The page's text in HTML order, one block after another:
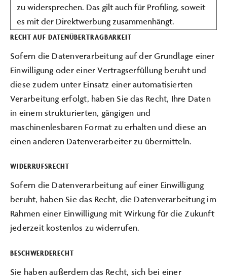
zu widersprechen. Das gilt auch für Profiling, soweit
es mit der Direktwerbung zusammenhängt.
RECHT AUF DATENÜBERTRAGBARKEIT
Sofern die Datenverarbeitung auf der Grundlage einer
Einwilligung oder einer Vertragserfüllung beruht und
diese zudem unter Einsatz einer automatisierten
Verarbeitung erfolgt, haben Sie das Recht, Ihre Daten
in einem strukturierten, gängigen und
maschinenlesbaren Format zu erhalten und diese an
einen anderen Datenverarbeiter zu übermitteln.
WIDERRUFSRECHT
Sofern die Datenverarbeitung auf einer Einwilligung
beruht, haben Sie das Recht, die Datenverarbeitung im
Rahmen einer Einwilligung mit Wirkung für die Zukunft
jederzeit kostenlos zu widerrufen.
BESCHWERDERECHT
Sie haben außerdem das Recht, sich bei einer